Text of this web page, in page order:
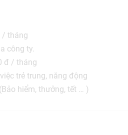
/ tháng
công ty.
đ / tháng
trẻ trung, năng động
hiểm, thưởng, tết … )